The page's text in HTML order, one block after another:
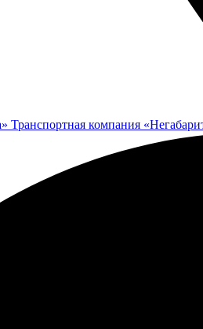
Транспортная компания